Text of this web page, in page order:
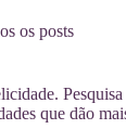
os posts
que dão